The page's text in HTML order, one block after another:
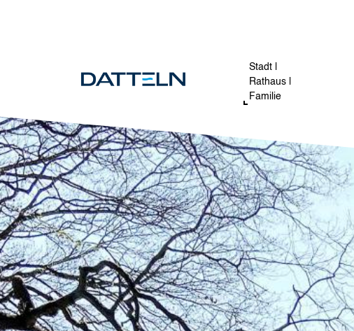
Stadt |
Rathaus |
Familie